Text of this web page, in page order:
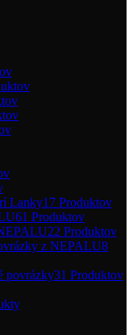
Lanky17 Produktov
61 Produktov
22 Produktov
z NEPALU8
povrázky31 Produktov